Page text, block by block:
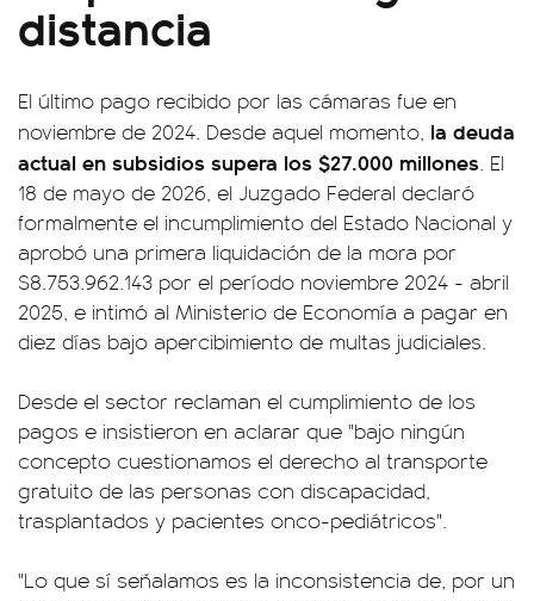
distancia
El último pago recibido por las cámaras fue en
noviembre de 2024. Desde aquel momento, la deuda
actual en subsidios supera los $27.000 millones. El
18 de mayo de 2026, el Juzgado Federal declaró
formalmente el incumplimiento del Estado Nacional y
aprobó una primera liquidación de la mora por
$8.753.962.143 por el período noviembre 2024 - abril
2025, e intimó al Ministerio de Economía a pagar en
diez días bajo apercibimiento de multas judiciales.
Desde el sector reclaman el cumplimiento de los
pagos e insistieron en aclarar que "bajo ningún
concepto cuestionamos el derecho al transporte
gratuito de las personas con discapacidad,
trasplantados y pacientes onco-pediátricos".
"Lo que sí señalamos es la inconsistencia de, por un